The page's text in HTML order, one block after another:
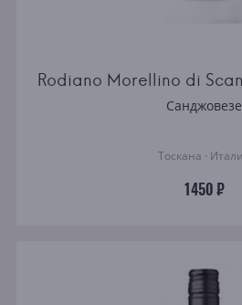
Rodiano Morellino di
Санджовезе
Тоскана ·
1450 ₽